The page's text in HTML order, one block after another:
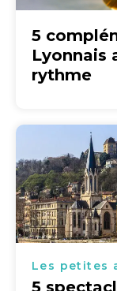
5
Lyonnais
rythme
Les petites
5